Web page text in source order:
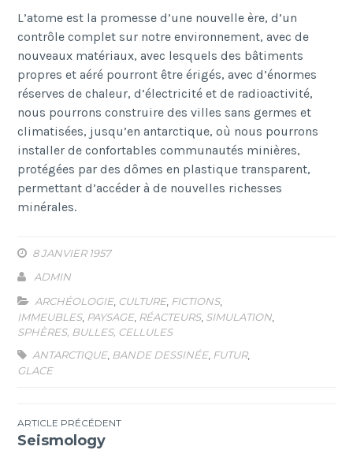
L’atome est la promesse d’une nouvelle ère, d’un
contrôle complet sur notre environnement, avec de
nouveaux matériaux, avec lesquels des bâtiments
propres et aéré pourront être érigés, avec d’énormes
réserves de chaleur, d’électricité et de radioactivité,
nous pourrons construire des villes sans germes et
climatisées, jusqu’en antarctique, où nous pourrons
installer de confortables communautés minières,
protégées par des dômes en plastique transparent,
permettant d’accéder à de nouvelles richesses
minérales.
8 JANVIER 1957
ADMIN
ARCHÉOLOGIE, CULTURE, FICTIONS,
IMMEUBLES, PAYSAGE, RÉACTEURS, SIMULATION
SPHÈRES, BULLES, CELLULES
ANTARCTIQUE, BANDE DESSINÉE, FUTUR,
GLACE
Navigation
ARTICLE PRÉCÉDENT
Seismology